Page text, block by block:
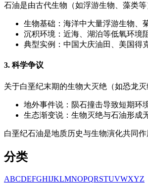
石油是由古代生物（如浮游生物、藻类
生物基础：海洋中大量浮游生物、
沉积环境：近海、湖泊等低氧环境
典型实例：中国大庆油田、美国得
3. 科学争议
关于白垩纪末期的生物大灭绝（如恐龙
地外事件说：陨石撞击导致短期环
生态渐变说：生物灭绝与石油形成
白垩纪石油是地质历史与生物演化共同
分类
ABCDEFGHIJKLMNOPQRSTUVWXYZ